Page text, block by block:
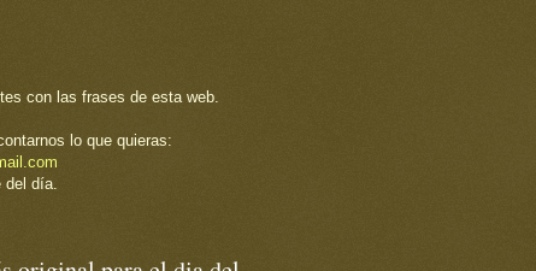
con las frases de esta web.
lo que quieras:
del día.